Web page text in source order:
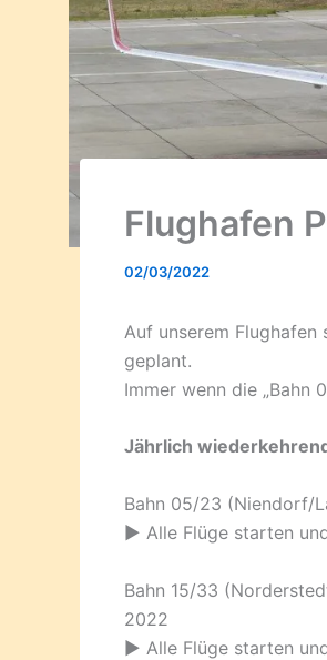
Flughafen
02/03/2022
Auf unserem
geplant.
Immer wenn die „Bahn
Jährlich
Bahn 05/23 (Niendorf/
► Alle Flüge starten
Bahn 15/33
2022
► Alle Flüge starten